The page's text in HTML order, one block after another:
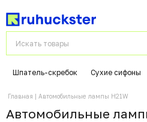
Шпатель-скребок Сухие сифоны
Главная Автомобильные лампы H21W
Автомобильные